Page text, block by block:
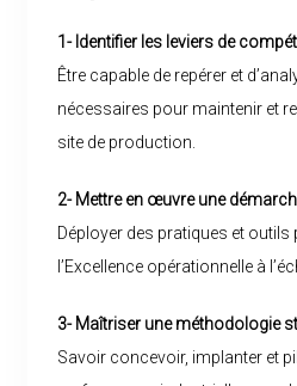
1- Identifier les leviers de
Être capable de repérer et
nécessaires pour maintenir et
site de production.
2- Mettre en œuvre une
Déployer des pratiques et outils
l’Excellence opérationnelle à
3- Maîtriser une méthodologie
Savoir concevoir, implanter et